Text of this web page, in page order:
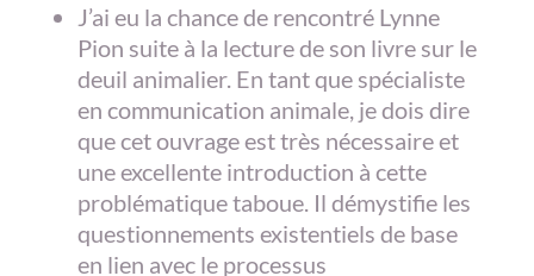
J’ai eu la chance de rencontré Lynne
Pion suite à la lecture de son livre sur le
deuil animalier. En tant que spécialiste
en communication animale, je dois dire
que cet ouvrage est très nécessaire et
une excellente introduction à cette
problématique taboue. Il démystifie les
questionnements existentiels de base
en lien avec le processus